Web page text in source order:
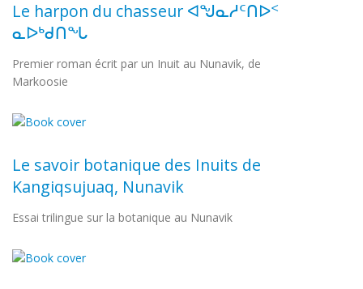
Le harpon du chasseur ᐊᖑᓇᓱᑦᑎᐅᑉ
ᓇᐅᒃᑯᑎᖓ
Premier roman écrit par un Inuit au Nunavik, de
Markoosie
Le savoir botanique des Inuits de
Kangiqsujuaq, Nunavik
Essai trilingue sur la botanique au Nunavik